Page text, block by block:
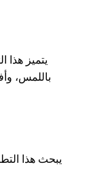
يتميز هذا
باللمس،
يبحث هذا